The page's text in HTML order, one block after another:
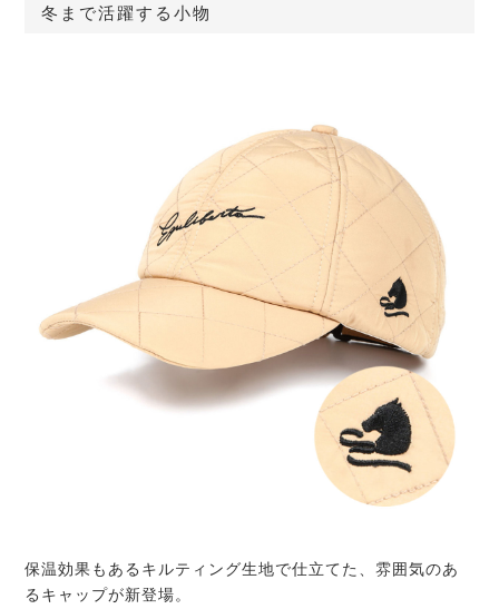
冬まで活躍する小物
保温効果もあるキルティング生地で仕立てた、雰囲気のあ
るキャップが新登場。